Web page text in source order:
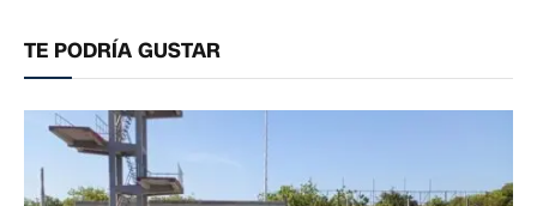
TE PODRÍA GUSTAR